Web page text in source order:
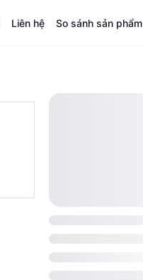
Liên hệ So sánh sản phẩm